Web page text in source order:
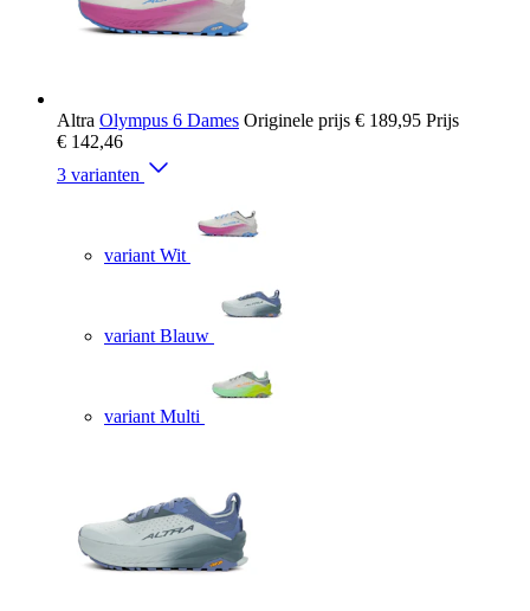
Altra Olympus 6 Dames Originele prijs € 189,95 Prijs
€ 142,46
3 varianten
variant Wit
variant Blauw
variant Multi